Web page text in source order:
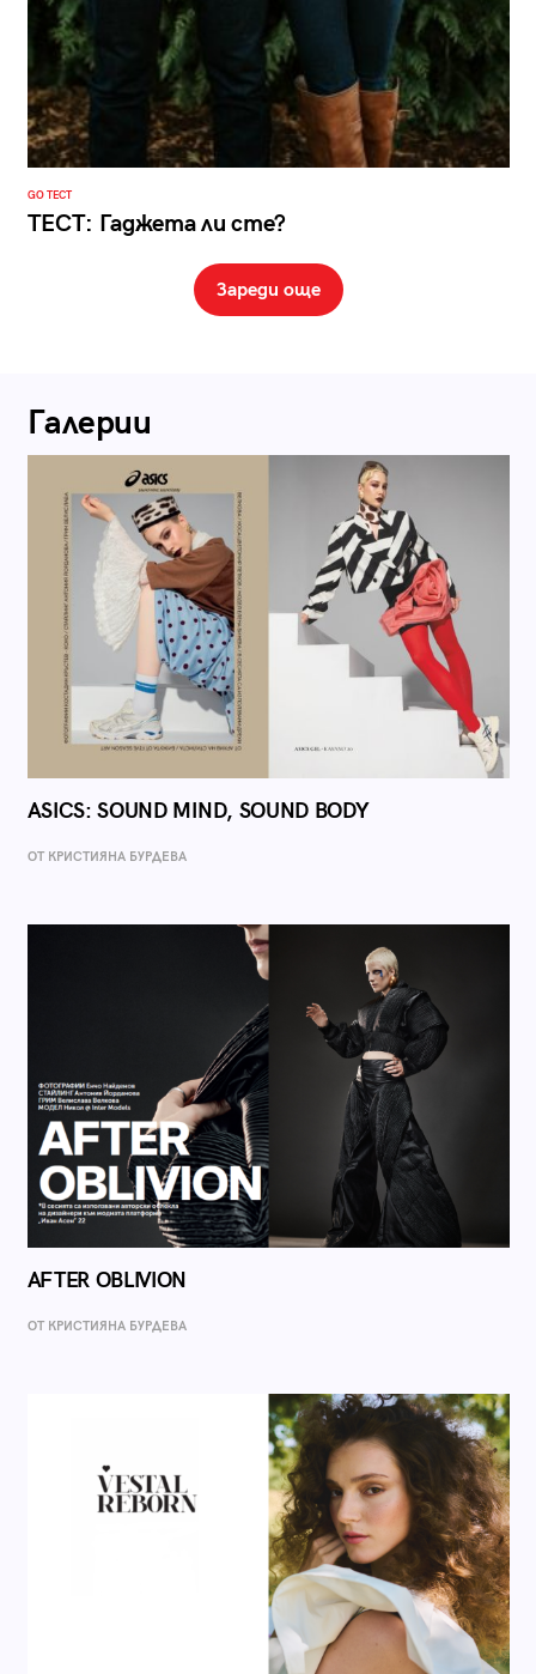
GO ТЕСТ
ТЕСТ: Гаджета ли сте?
Зареди още
Галерии
ASICS: SOUND MIND, SOUND BODY
ОТ КРИСТИЯНА БУРДЕВА
AFTER OBLIVION
ОТ КРИСТИЯНА БУРДЕВА